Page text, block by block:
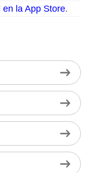
en la App Store.